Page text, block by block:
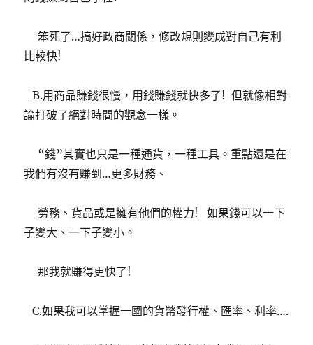
笨死了…搞好政商關係，修改規則變成對自己有利
比較快!
B.用商品賺錢很慢，用錢賺錢就快多了! 但就像相對
論打破了絕對時間的觀念一樣。
“錢”其實也只是一種通貨，一種工具。重點還是在
我們有沒有賺到…更多財務、
勞務、貨品或是擁有他們的權力! 如果錢可以一下
子變大、一下子變小。
那我就賺得更快了!
C.如果我可以掌握一國的貨幣發行權、匯率、利率….